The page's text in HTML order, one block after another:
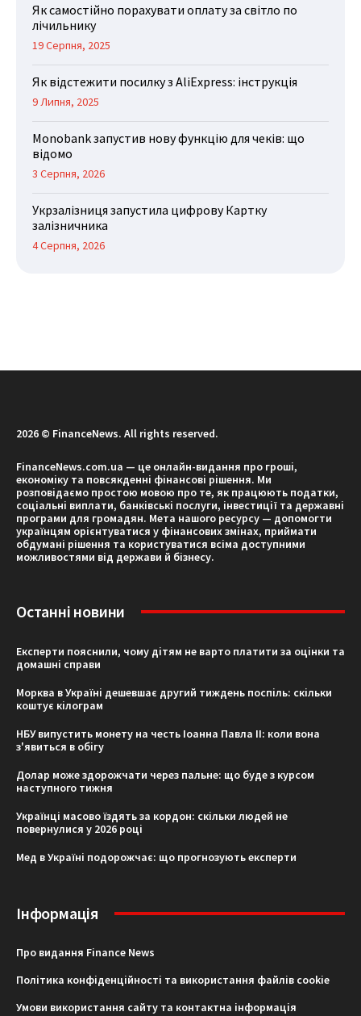
Як самостійно порахувати оплату за світло по
лічильнику
19 Серпня, 2025
Як відстежити посилку з AliExpress: інструкція
9 Липня, 2025
Monobank запустив нову функцію для чеків: що
відомо
3 Серпня, 2026
Укрзалізниця запустила цифрову Картку
залізничника
4 Серпня, 2026
2026 © FinanceNews. All rights reserved.
FinanceNews.com.ua — це онлайн-видання про гроші,
економіку та повсякденні фінансові рішення. Ми
розповідаємо простою мовою про те, як працюють податки,
соціальні виплати, банківські послуги, інвестиції та державні
програми для громадян. Мета нашого ресурсу — допомогти
українцям орієнтуватися у фінансових змінах, приймати
обдумані рішення та користуватися всіма доступними
можливостями від держави й бізнесу.
Останні новини
Експерти пояснили, чому дітям не варто платити за оцінки та
домашні справи
Морква в Україні дешевшає другий тиждень поспіль: скільки
коштує кілограм
НБУ випустить монету на честь Іоанна Павла II: коли вона
з'явиться в обігу
Долар може здорожчати через пальне: що буде з курсом
наступного тижня
Українці масово їздять за кордон: скільки людей не
повернулися у 2026 році
Мед в Україні подорожчає: що прогнозують експерти
Інформація
Про видання Finance News
Політика конфіденційності та використання файлів cookie
Умови використання сайту та контактна інформація